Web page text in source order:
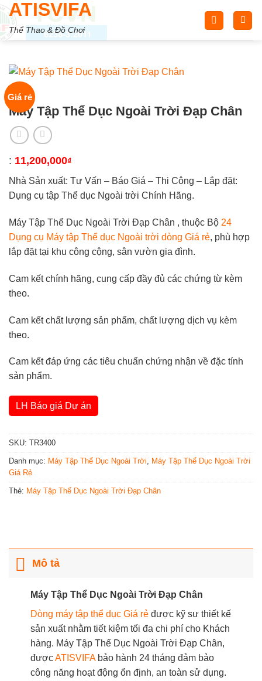
Skip
content
ATISVIFA
Thể Thao & Đồ Chơi
Giá rẻ
Máy Tập Thể Dục Ngoài Trời Đạp Chân
: 11,200,000₫
Nhà Sản xuất: Tư Vấn – Báo Giá – Thi Công – Lắp đặt:
Dụng cụ tập Thể dục Ngoài trời Chính Hãng.
Máy Tập Thể Dục Ngoài Trời Đạp Chân , thuộc Bộ 24
Dụng cụ Máy tập Thể dục Ngoài trời dòng Giá rẻ, phù hợp
lắp đặt tại khu công cộng, sân vườn gia đình.
Cam kết chính hãng, cung cấp đầy đủ các chứng từ kèm
theo.
Cam kết chất lượng sản phẩm, chất lượng dịch vụ kèm
theo.
Cam kết đáp ứng các tiêu chuẩn chứng nhận về đặc tính
sản phẩm.
LH Báo giá Dự án
SKU: TR3400
Danh mục: Máy Tập Thể Dục Ngoài Trời, Máy Tập Thể Dục Ngoài Trời
Giá Rẻ
Thẻ: Máy Tập Thể Dục Ngoài Trời Đạp Chân
Mô tả
Máy Tập Thể Dục Ngoài Trời Đạp Chân
Dòng máy tập thể dục Giá rẻđược kỹ sư thiết kế
sản xuất nhằm tiết kiệm tối đa chi phí cho Khách
hàng. Máy Tập Thể Dục Ngoài Trời Đạp Chân,
đượcATISVIFAbảo hành 24 tháng đảm bảo
công năng hoạt động ổn định, an toàn sử dụng.